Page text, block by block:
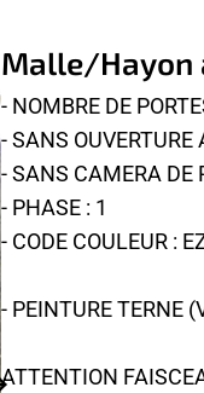
Malle/Hayon
- NOMBRE DE
- SANS OUVERTURE
- SANS CAMERA DE
- PHASE : 1
- CODE COULEUR :
- PEINTURE TERNE
ATTENTION